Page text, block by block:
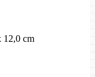
12,0 cm